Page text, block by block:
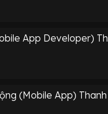
App Developer)
(Mobile App)